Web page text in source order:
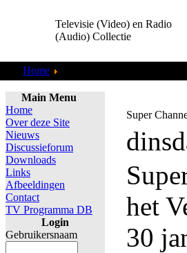
Televisie (Video) en Radio
(Audio) Collectie
Home
Main Menu
Home
Over deze Site
Nieuws
Discussieforum
Downloads
Links
Afbeeldingen
Contact
TV Programma DB
Login
Gebruikersnaam
Super
het
30